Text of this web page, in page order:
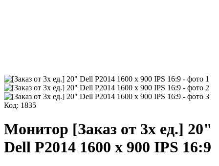
Код: 1835
Монитор [Заказ от 3х ед.] 20"
Dell P2014 1600 x 900 IPS 16:9